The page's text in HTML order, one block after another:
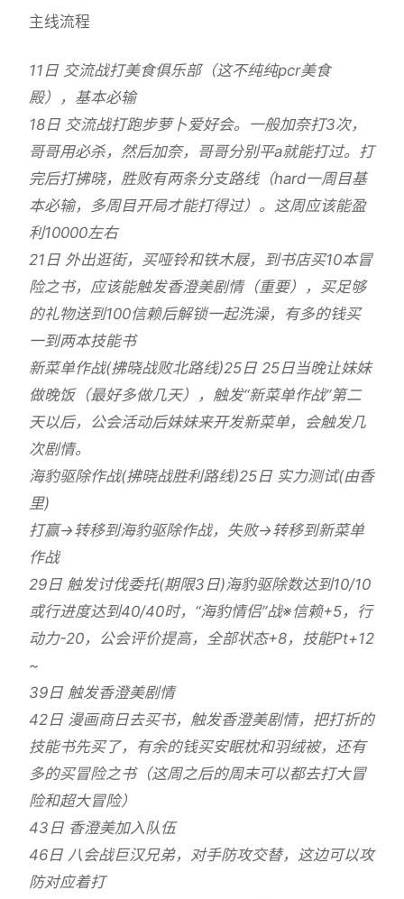
主线流程
11日 交流战打美食俱乐部（这不纯纯pcr美食
殿），基本必输
18日 交流战打跑步萝卜爱好会。一般加奈打3次，
哥哥用必杀，然后加奈，哥哥分别平a就能打过。打
完后打拂晓，胜败有两条分支路线（hard一周目基
本必输，多周目开局才能打得过）。这周应该能盈
利10000左右
21日 外出逛街，买哑铃和铁木屐，到书店买10本冒
险之书，应该能触发香澄美剧情（重要），买足够
的礼物送到100信赖后解锁一起洗澡，有多的钱买
一到两本技能书
新菜单作战(拂晓战败北路线)25日 25日当晚让妹妹
做晚饭（最好多做几天），触发“新菜单作战”第二
天以后，公会活动后妹妹来开发新菜单，会触发几
次剧情。
海豹驱除作战(拂晓战胜利路线)25日 实力测试(由香
里)
打赢→转移到海豹驱除作战，失败→转移到新菜单
作战
29日 触发讨伐委托(期限3日)海豹驱除数达到10/10
或行进度达到40/40时，“海豹情侣”战※信赖+5，行
动力-20，公会评价提高，全部状态+8，技能Pt+12
~
39日 触发香澄美剧情
42日 漫画商日去买书，触发香澄美剧情，把打折的
技能书先买了，有余的钱买安眠枕和羽绒被，还有
多的买冒险之书（这周之后的周末可以都去打大冒
险和超大冒险）
43日 香澄美加入队伍
46日 八会战巨汉兄弟，对手防攻交替，这边可以攻
防对应着打